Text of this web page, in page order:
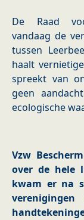
De Raad
vandaag de
tussen
haalt
spreekt van
geen
ecologische
Vzw
over de hele
kwam er na